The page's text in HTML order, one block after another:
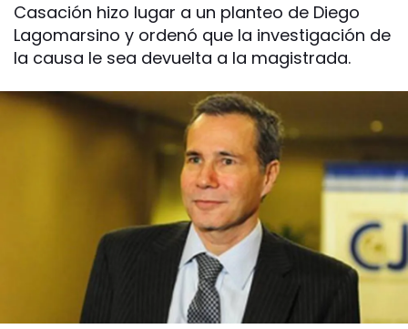
Casación hizo lugar a un planteo de Diego
Lagomarsino y ordenó que la investigación de
la causa le sea devuelta a la magistrada.